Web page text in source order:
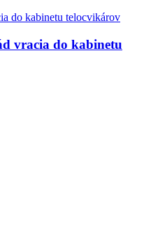
vracia do kabinetu